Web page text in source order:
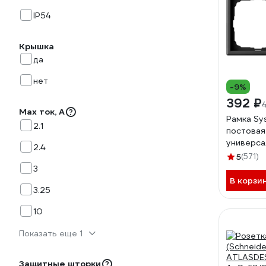
IP54
Крышка
да
нет
Max ток, А
2.1
2.4
3
3.25
10
Показать еще 1
Защитные шторки
-9%
392 ₽
Рамка
5(571)
В